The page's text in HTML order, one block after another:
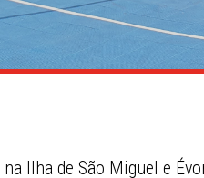
na Ilha de São Miguel e